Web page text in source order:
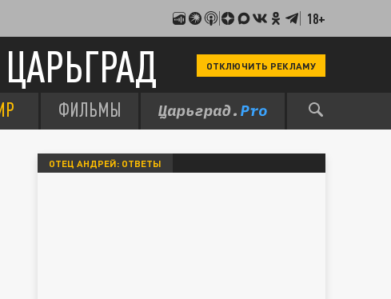
18+
ЦАРЬГРАД ОТКЛЮЧИТЬ РЕКЛАМУ
ФИЛЬМЫ
ОТЕЦ АНДРЕЙ: ОТВЕТЫ